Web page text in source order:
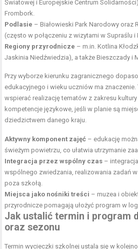
Światowej i Europejskie Centrum
Frombork.
Podlasie – Białowieski Park Narodowy oraz
(często w połączeniu z wizytami w Supraślu i
Regiony przyrodnicze – m.in. Kotlina
Jaskinia Niedźwiedzia), a także Bieszczady i
Przy wyborze kierunku zagranicznego
edukacyjnego i wieku uczniów ma
wspierać realizację tematów z zakresu
kompetencje językowe, jeśli w planie są
dziedzictwem danego kraju.
Aktywny komponent zajęć – edukację
świeżym powietrzu, co ułatwia utrzymanie
Integracja przez wspólny czas –
wspólnego zwiedzania, realizowania zadań
poza szkołą.
Miejsca jako nośniki treści – muzea i
przyrodnicze pomagają ułożyć program w
Jak ustalić termin i program
oraz sezonu
Termin wycieczki szkolnej ustala się w